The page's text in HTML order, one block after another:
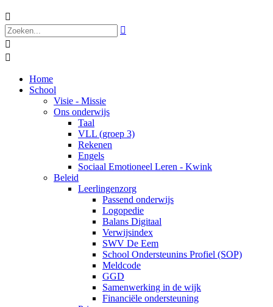




Home
School
Visie - Missie
Ons onderwijs
Taal
VLL (groep 3)
Rekenen
Engels
Sociaal Emotioneel Leren - Kwink
Beleid
Leerlingenzorg
Passend onderwijs
Logopedie
Balans Digitaal
Verwijsindex
SWV De Eem
School Ondersteunins Profiel (SOP)
Meldcode
GGD
Samenwerking in de wijk
Financiële ondersteuning